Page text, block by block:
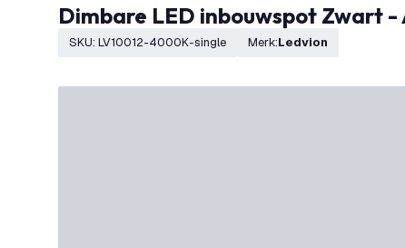
Dimbare LED inbouwspot
SKU: LV10012-4000K-single Merk: Ledvion